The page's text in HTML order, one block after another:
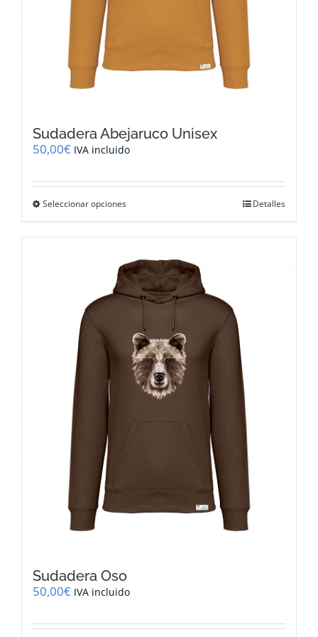
Sudadera Abejaruco Unisex
50,00€ IVA incluido
Seleccionar opciones
variantes.
Las
opciones
se
pueden
elegir
en
la
página
de
producto
Detalles
Sudadera Oso
50,00€ IVA incluido